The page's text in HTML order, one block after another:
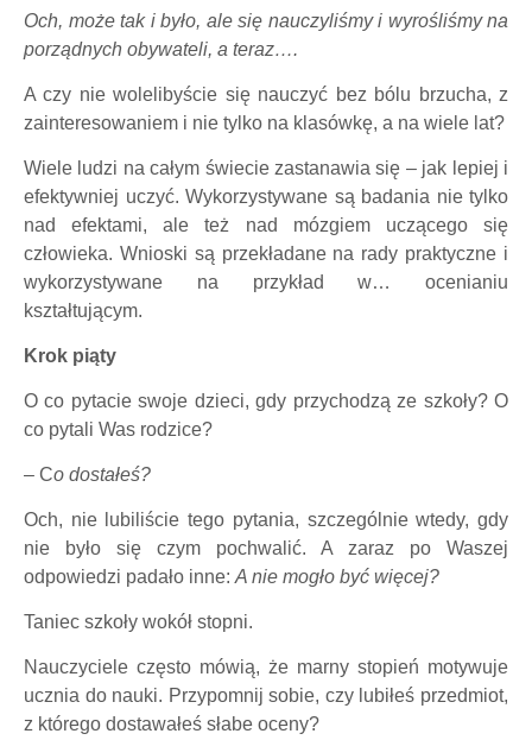
Och, może tak i było, ale się nauczyliśmy i wyrośliśmy na
porządnych obywateli, a teraz….
A czy nie wolelibyście się nauczyć bez bólu brzucha, z
zainteresowaniem i nie tylko na klasówkę, a na wiele lat?
Wiele ludzi na całym świecie zastanawia się – jak lepiej i
efektywniej uczyć. Wykorzystywane są badania nie tylko
nad efektami, ale też nad mózgiem uczącego się
człowieka. Wnioski są przekładane na rady praktyczne i
wykorzystywane na przykład w… ocenianiu
kształtującym.
Krok piąty
O co pytacie swoje dzieci, gdy przychodzą ze szkoły? O
co pytali Was rodzice?
– Co dostałeś?
Och, nie lubiliście tego pytania, szczególnie wtedy, gdy
nie było się czym pochwalić. A zaraz po Waszej
odpowiedzi padało inne: A nie mogło być więcej?
Taniec szkoły wokół stopni.
Nauczyciele często mówią, że marny stopień motywuje
ucznia do nauki. Przypomnij sobie, czy lubiłeś przedmiot,
z którego dostawałeś słabe oceny?